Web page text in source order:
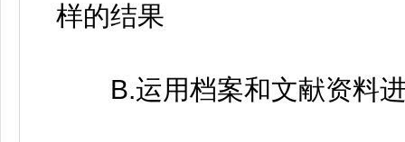
样的结果
B.运用档案和文献资料进